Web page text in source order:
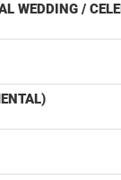
WEDDING /